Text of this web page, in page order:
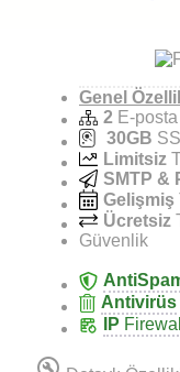
Genel
2 E-posta
30GB
Limitsiz
SMTP &
Gelişmiş
Ücretsiz
Güvenlik
Antivirüs
IP Firewall